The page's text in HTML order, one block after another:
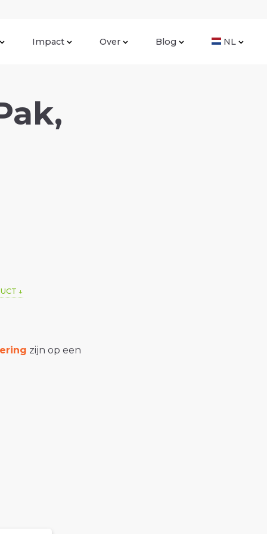
Impact Over Blog NL
zijn op een